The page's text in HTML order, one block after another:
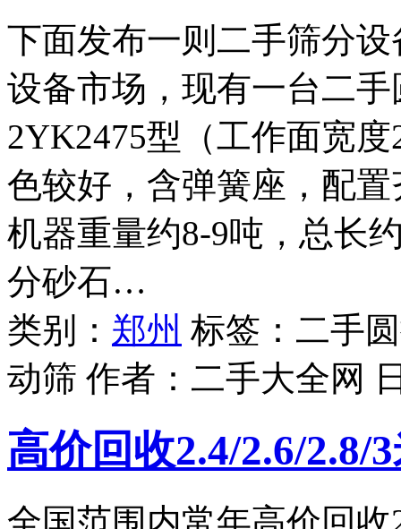
下面发布一则二手筛分
设备市场，现有一台二
2YK2475型（工作面宽
色较好，含弹簧座，配
机器重量约8-9吨，总长
分砂石…
类别： 郑州 标签：二手
动筛 作者： 二手大全网
高价回收2.4/2.6/2.8/